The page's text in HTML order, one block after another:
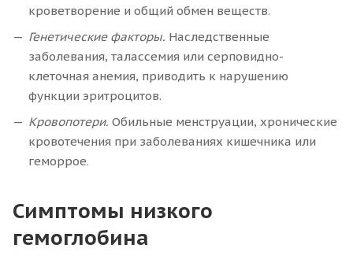
кроветворение и общий обмен веществ.
Генетические факторы. Наследственные
заболевания, талассемия или серповидно-
клеточная анемия, приводить к нарушению
функции эритроцитов.
Кровопотери. Обильные менструации, хронические
кровотечения при заболеваниях кишечника или
геморрое.
Симптомы низкого
гемоглобина